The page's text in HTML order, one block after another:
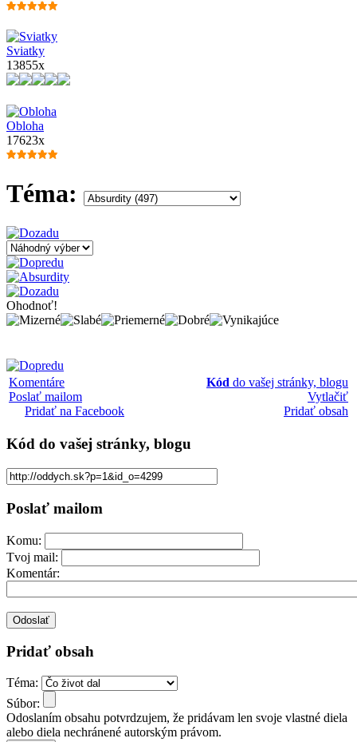
Sviatky
13855x
Obloha
17623x
Téma:
Ohodnoť!
Komentáre
Poslať mailom
Pridať na Facebook
Kód do vašej stránky, blogu
Vytlačiť
Pridať obsah
Kód do vašej stránky, blogu
Poslať mailom
Komu:
Tvoj mail:
Komentár:
Pridať obsah
Téma:
Súbor:
Odoslaním obsahu potvrdzujem, že pridávam len svoje vlastné diela
alebo diela nechránené autorským právom.